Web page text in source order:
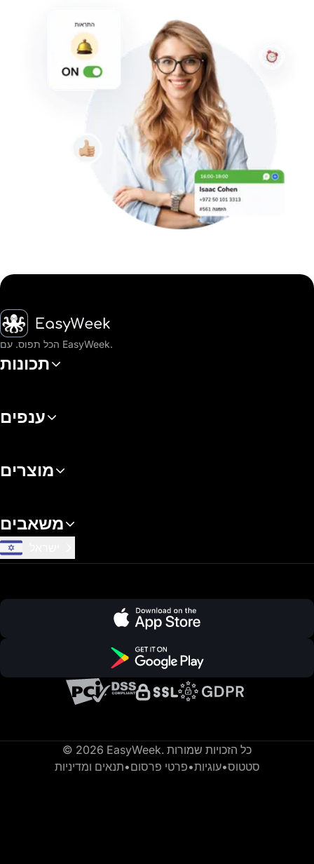
דף הבית
הכל תפוס. עם EasyWeek.
תכונות
ענפים
מוצרים
משאבים
© 2026 EasyWeek. כל הזכויות שמורות
תנאים ומדיניות•פרטי פרסום•עוגיות•סטטוס